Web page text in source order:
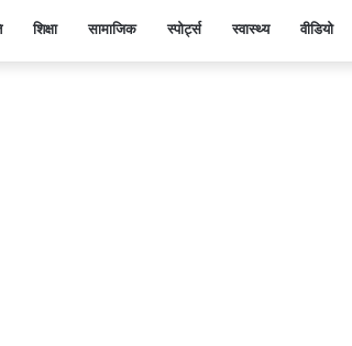
शिक्षा सामाजिक स्पोर्ट्स स्वास्थ्य वीडियो